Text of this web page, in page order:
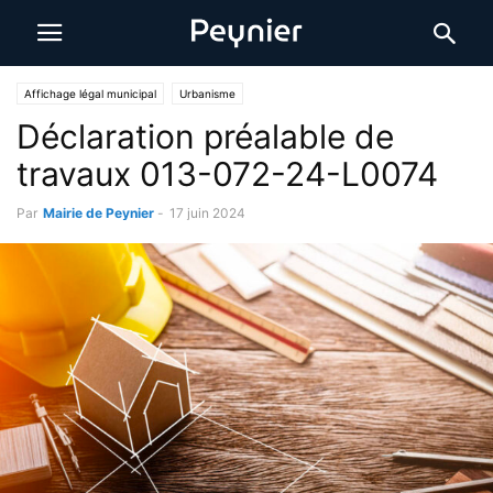
Affichage légal municipal Urbanisme
Déclaration préalable de
travaux 013-072-24-L0074
Par Mairie de Peynier - 17 juin 2024